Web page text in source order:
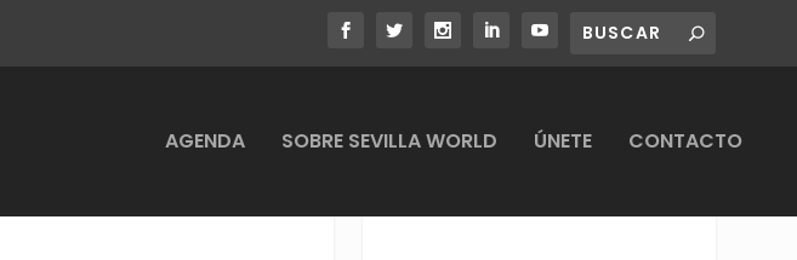
AGENDA SOBRE SEVILLA WORLD ÚNETE CONTACTO